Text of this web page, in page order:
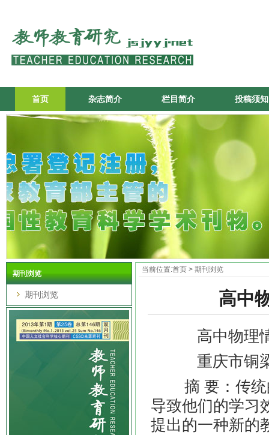
首页 杂志简介 栏目简介 投稿须知
期刊浏览
期刊浏览
当前位置:首页 > 期刊浏览
高中
高中物理情
重庆市铜
摘 要：传
导致他们的学习
提出的一种新的